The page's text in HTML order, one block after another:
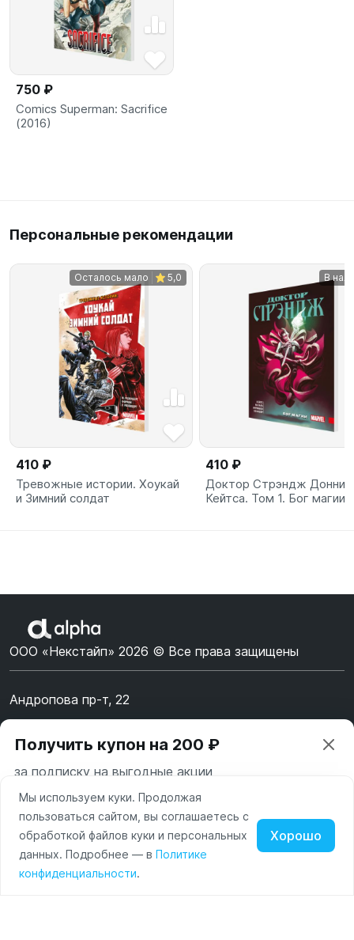
Наушники
Умные
750 ₽
Comics Superman: Sacrifice
(2016)
Персональные рекомендации
Осталось мало 5,0
410 ₽
Тревожные истории. Хоукай
и Зимний солдат
В
410 ₽
Доктор Стрэндж Донни
Кейтса. Том 1. Бог магии
ООО «Некстайп» 2026 © Все права защищены
Андропова пр-т, 22
8 (800) 123-55-44
msk@alpha-demo.ru
Акции
О магазине
Оплата
Получить купон на 200 ₽
за подписку на выгодные акции
Нажимая на кнопку «Подписаться» вы соглашаетесь с
условиями пользования и политикой конфиденциальности
сайта
Ваш город —Москва
Московская область
Изменить
Мы используем куки. Продолжая
пользоваться сайтом, вы соглашаетесь с
обработкой файлов куки и персональных
данных. Подробнее — в Политике
конфиденциальности.
Хорошо